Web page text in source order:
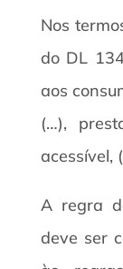
Nos
do DL
aos
(…),
acessível,
A regra
deve ser